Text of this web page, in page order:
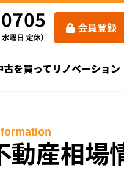
会員登録
古を買ってリノベーション
動産相場